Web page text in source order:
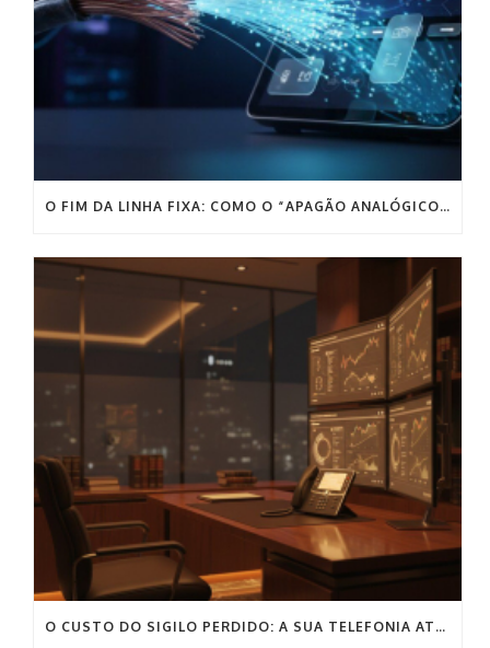
O FIM DA LINHA FIXA: COMO O “APAGÃO ANALÓGICO” PODE DESTRUIR AS VENDAS DA SUA EMPRESA
O CUSTO DO SIGILO PERDIDO: A SUA TELEFONIA ATUAL PODE COMPROMETER O SEU ESCRITÓRIO?